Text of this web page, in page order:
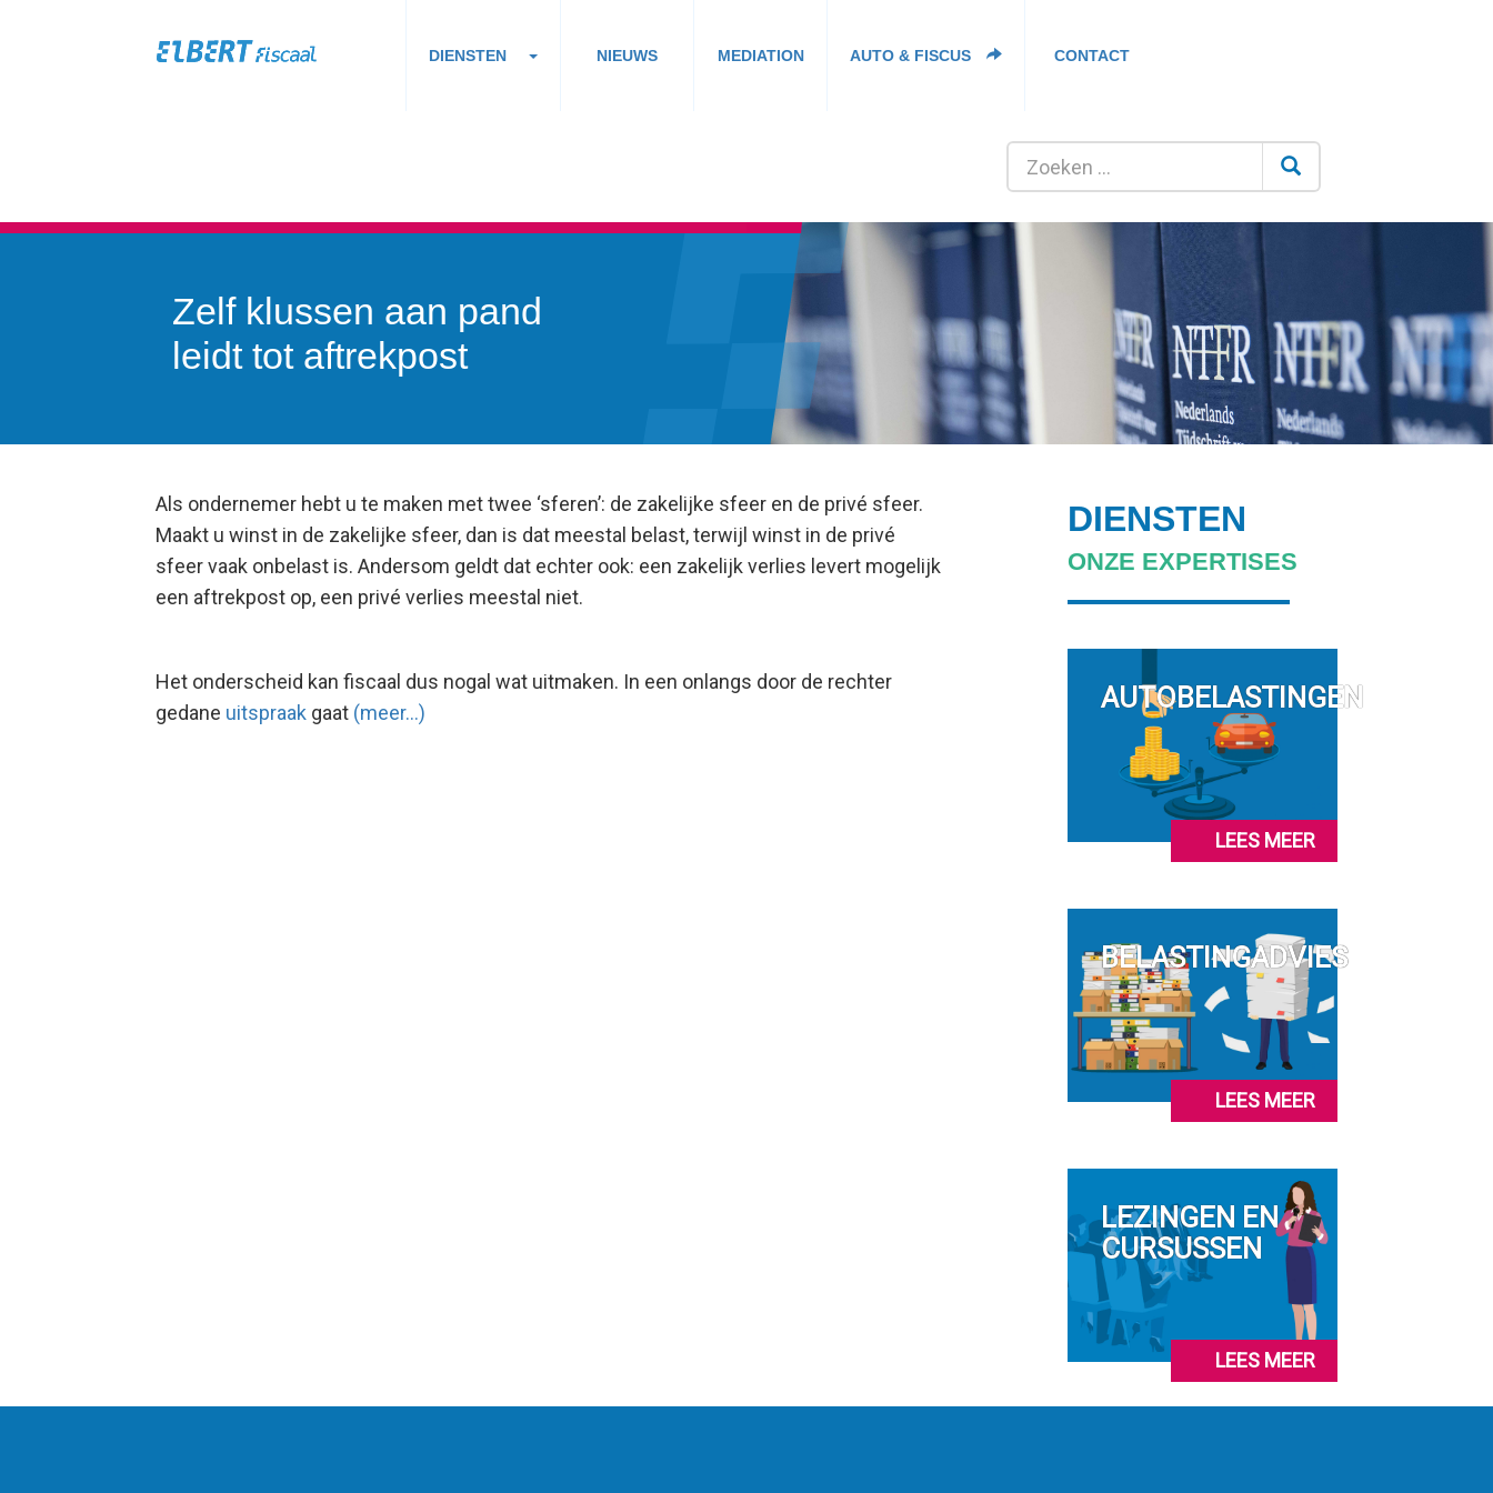
DIENSTEN NIEUWS MEDIATION AUTO & FISCUS CONTACT
Zelf klussen aan pand
leidt tot aftrekpost
Als ondernemer hebt u te maken met twee ‘sferen’: de zakelijke sfeer en de privé sfeer.
Maakt u winst in de zakelijke sfeer, dan is dat meestal belast, terwijl winst in de privé
sfeer vaak onbelast is. Andersom geldt dat echter ook: een zakelijk verlies levert mogelijk
een aftrekpost op, een privé verlies meestal niet.
Het onderscheid kan fiscaal dus nogal wat uitmaken. In een onlangs door de rechter
gedane uitspraak gaat (meer…)
DIENSTEN
ONZE EXPERTISES
AUTOBELASTINGEN
LEES MEER
BELASTINGADVIES
LEES MEER
LEZINGEN EN
CURSUSSEN
LEES MEER